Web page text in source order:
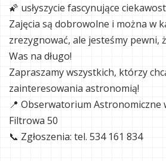
🌠 usłyszycie fascynujące
Zajęcia są dobrowolne i można w
zrezygnować, ale jesteśmy pewni,
Was na długo!
Zapraszamy wszystkich, którzy
zainteresowania astronomią!
📍 Obserwatorium Astronomiczne
Filtrowa 50
📞 Zgłoszenia: tel. 534 161 834